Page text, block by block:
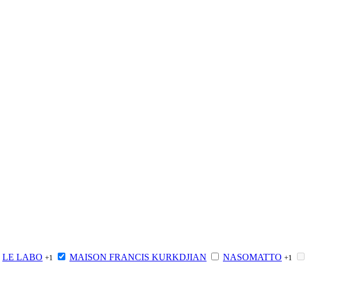
LE LABO +1 MAISON FRANCIS KURKDJIAN NASOMATTO +1